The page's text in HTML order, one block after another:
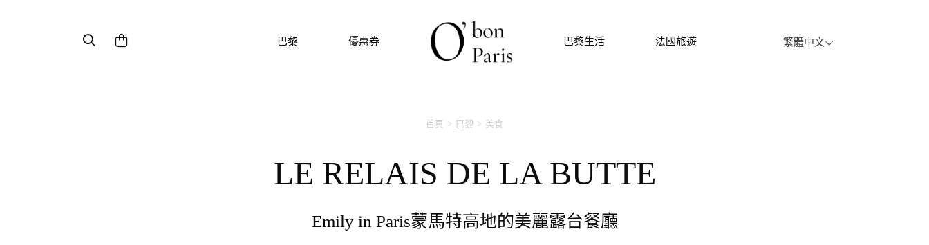
巴黎 優惠券 巴黎生活 法國旅遊 繁體中文
首頁 巴黎 美食
LE RELAIS DE LA BUTTE
Emily in Paris蒙馬特高地的美麗露台餐廳